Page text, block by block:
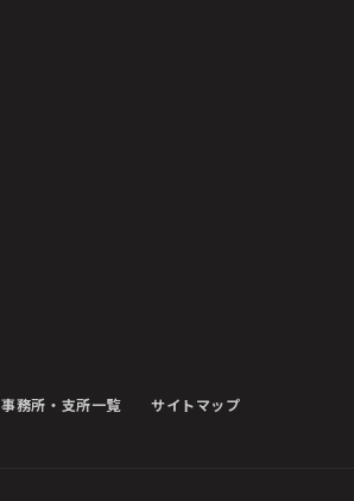
事務所・支所一覧 サイトマップ